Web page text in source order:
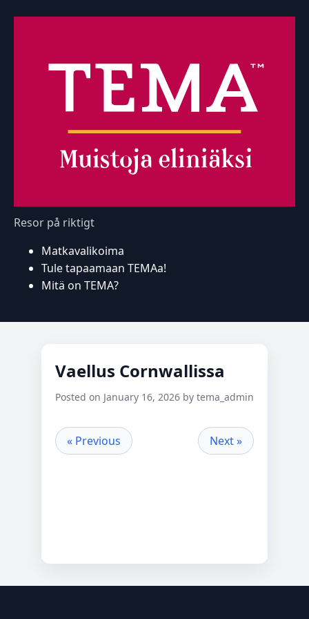
Resor på riktigt
Matkavalikoima
Tule tapaamaan TEMAa!
Mitä on TEMA?
Vaellus Cornwallissa
Posted on January 16, 2026 by tema_admin
« Previous Next »